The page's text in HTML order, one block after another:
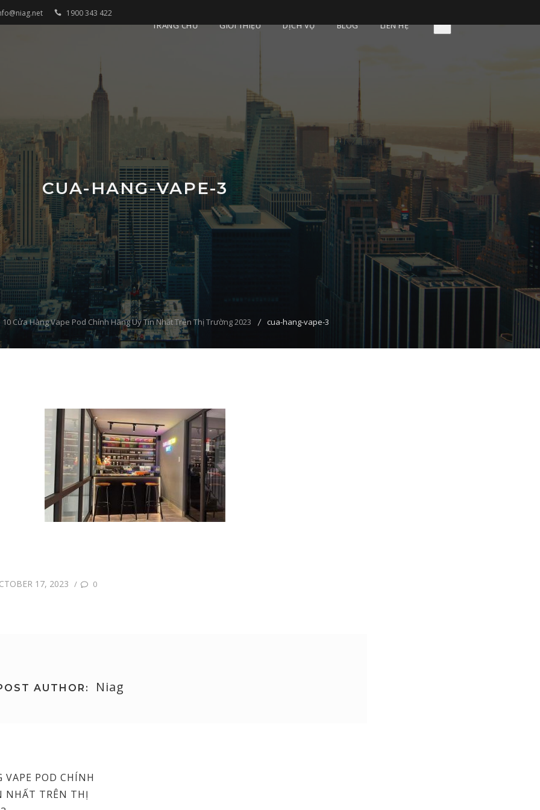
1900 343 422
TRANG CHỦ GIỚI THIỆU DỊCH VỤ BLOG LIÊN HỆ
CUA-HANG-VAPE-3
10 Cửa Hàng Vape Pod Chính Hãng Uy Tín Nhất Trên Thị Trường 2023 cua-hang-vape-3
17, 2023 / 0
AUTHOR: Niag
VAPE POD CHÍNH
NHẤT TRÊN THỊ